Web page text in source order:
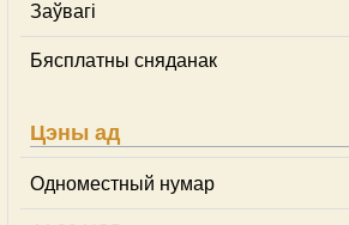
Заўвагі
Бясплатны сняданак
Цэны ад
Одноместный нумар